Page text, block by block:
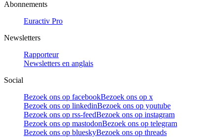
Abonnements
Euractiv Pro
Newsletters
Rapporteur
Newsletters en anglais
Social
Bezoek ons op facebookBezoek ons op x
Bezoek ons op linkedinBezoek ons op youtube
Bezoek ons op rss-feedBezoek ons op instagram
Bezoek ons op mastodonBezoek ons op telegram
Bezoek ons op blueskyBezoek ons op threads